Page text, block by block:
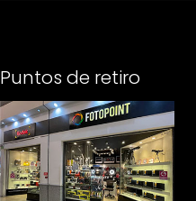
Puntos de retiro